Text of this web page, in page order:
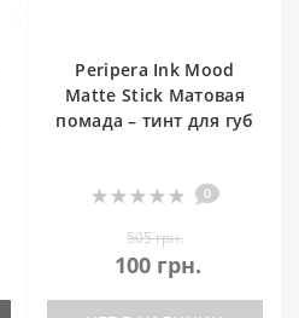
Peripera Ink Mood
Matte Stick Матовая
помада – тинт для губ
0
505 грн.
100 грн.